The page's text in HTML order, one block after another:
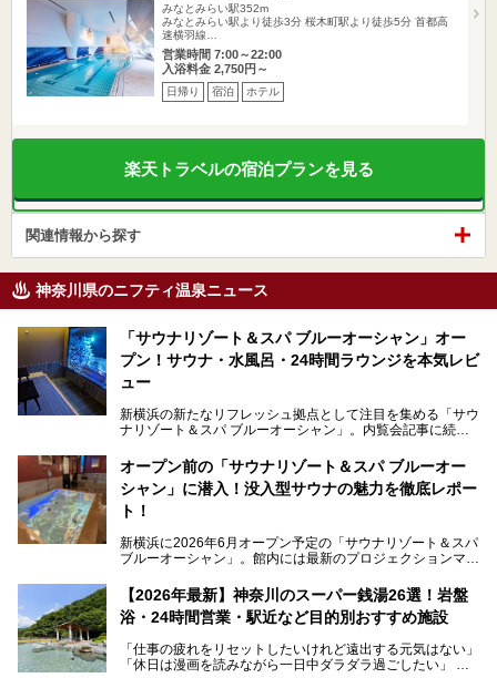
みなとみらい駅352m
みなとみらい駅より徒歩3分 桜木町駅より徒歩5分 首都高
速横羽線…
営業時間 7:00～22:00
入浴料金 2,750円～
日帰り 宿泊 ホテル
楽天トラベルの宿泊プランを見る
関連情報から探す
神奈川県のニフティ温泉ニュース
「サウナリゾート＆スパ ブルーオーシャン」オー
プン！サウナ・水風呂・24時間ラウンジを本気レビ
ュー
新横浜の新たなリフレッシュ拠点として注目を集める「サウ
ナリゾート＆スパ ブルーオーシャン」。内覧会記事に続
す。サウナや水風呂の気持ちよさはもちろん、リラックスス
ペースの過ごしやすさまで徹底チェック。新横浜エリアで日
常の疲れをリセットしたい人、ライブやスポーツ観戦遠征組
は必見です。
オープン前の「サウナリゾート＆スパ ブルーオー
シャン」に潜入！没入型サウナの魅力を徹底レポー
ト！
新横浜に2026年6月オープン予定の「サウナリゾート＆スパ
ブルーオーシャン」。館内には最新のプロジェクションマッ
的な“没入感（イマーシブ）”を体験できます。
今回は、そんな大注目の施設に一足先にお邪魔し、その全貌
を見学させていただきました！
【2026年最新】神奈川のスーパー銭湯26選！岩盤
浴・24時間営業・駅近など目的別おすすめ施設
「仕事の疲れをリセットしたいけれど遠出する元気はない」
「休日は漫画を読みながら一日中ダラダラ過ごしたい」